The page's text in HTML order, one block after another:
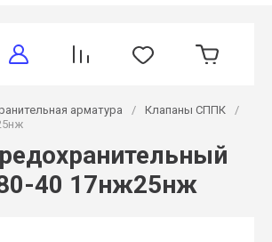
арматура / Клапаны СППК
/
40 17нж25нж